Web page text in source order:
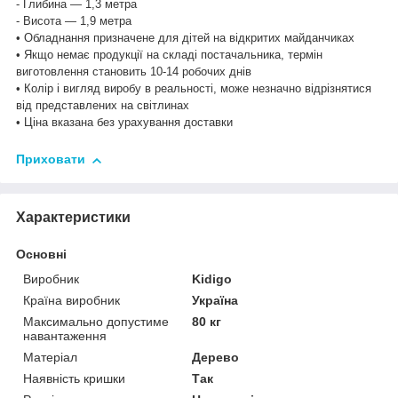
- Глибина — 1,3 метра
- Висота — 1,9 метра
• Обладнання призначене для дітей на відкритих майданчиках
• Якщо немає продукції на складі постачальника, термін
виготовлення становить 10-14 робочих днів
• Колір і вигляд виробу в реальності, може незначно відрізнятися
від представлених на світлинах
• Ціна вказана без урахування доставки
Приховати
Характеристики
Основні
Виробник
Kidigo
Країна виробник
Україна
Максимально допустиме
навантаження
80 кг
Матеріал
Дерево
Наявність кришки
Так